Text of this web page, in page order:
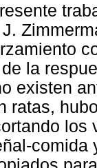
la
existen
ratas,
los
comida